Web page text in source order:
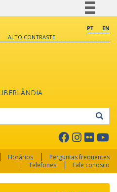
Comunica BR
PT
EN
ALTO CONTRASTE
Horários
Perguntas frequentes
Telefones
Fale conosco